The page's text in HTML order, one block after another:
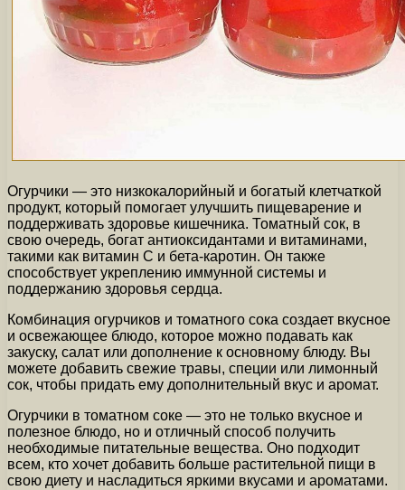
Огурчики — это низкокалорийный и богатый клетчаткой
продукт, который помогает улучшить пищеварение и
поддерживать здоровье кишечника. Томатный сок, в
свою очередь, богат антиоксидантами и витаминами,
такими как витамин С и бета-каротин. Он также
способствует укреплению иммунной системы и
поддержанию здоровья сердца.
Комбинация огурчиков и томатного сока создает вкусное
и освежающее блюдо, которое можно подавать как
закуску, салат или дополнение к основному блюду. Вы
можете добавить свежие травы, специи или лимонный
сок, чтобы придать ему дополнительный вкус и аромат.
Огурчики в томатном соке — это не только вкусное и
полезное блюдо, но и отличный способ получить
необходимые питательные вещества. Оно подходит
всем, кто хочет добавить больше растительной пищи в
свою диету и насладиться яркими вкусами и ароматами.